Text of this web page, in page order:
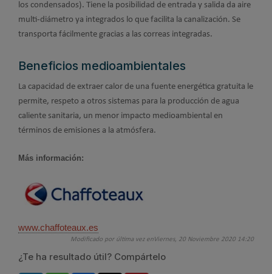
los condensados). Tiene la posibilidad de entrada y salida da aire
multi-diámetro ya integrados lo que facilita la canalización. Se
transporta fácilmente gracias a las correas integradas.
Beneficios medioambientales
La capacidad de extraer calor de una fuente energética gratuita le
permite, respeto a otros sistemas para la producción de agua
caliente sanitaria, un menor impacto medioambiental en
términos de emisiones a la atmósfera.
Más información:
www.chaffoteaux.es
Modificado por última vez enViernes, 20 Noviembre 2020 14:20
¿Te ha resultado útil? Compártelo